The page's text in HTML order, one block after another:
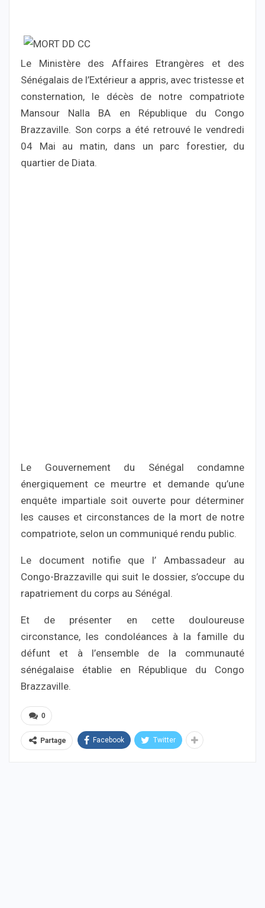
Le Ministère des Affaires Etrangères et des
Sénégalais de l’Extérieur a appris, avec tristesse et
consternation, le décès de notre compatriote
Mansour Nalla BA en République du Congo
Brazzaville. Son corps a été retrouvé le vendredi
04 Mai au matin, dans un parc forestier, du
quartier de Diata.
Le Gouvernement du Sénégal condamne
énergiquement ce meurtre et demande qu’une
enquête impartiale soit ouverte pour déterminer
les causes et circonstances de la mort de notre
compatriote, selon un communiqué rendu public.
Le document notifie que l’ Ambassadeur au
Congo-Brazzaville qui suit le dossier, s’occupe du
rapatriement du corps au Sénégal.
Et de présenter en cette douloureuse
circonstance, les condoléances à la famille du
défunt et à l’ensemble de la communauté
sénégalaise établie en République du Congo
Brazzaville.
0
Partage Facebook Twitter